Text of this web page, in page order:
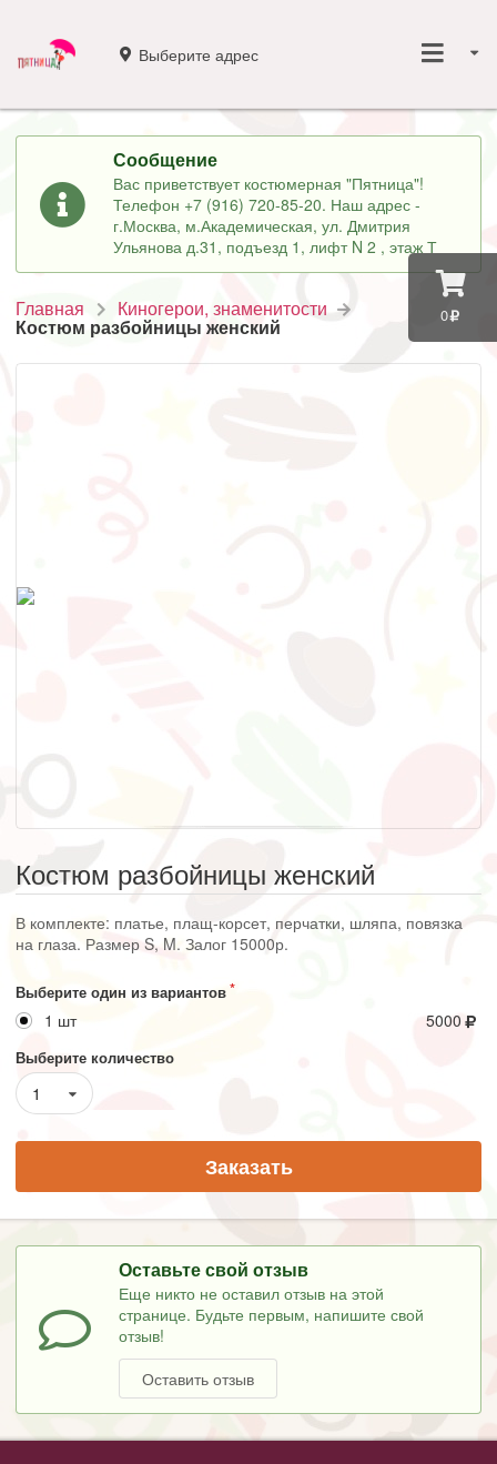
0
Выберите адрес
Сообщение
Вас приветствует костюмерная "Пятница"!
Телефон +7 (916) 720-85-20. Наш адрес -
г.Москва, м.Академическая, ул. Дмитрия
Ульянова д.31, подъезд 1, лифт N 2 , этаж Т
Главная Киногерои, знаменитости
Костюм разбойницы женский
Костюм разбойницы женский
В комплекте: платье, плащ-корсет, перчатки, шляпа, повязка
на глаза. Размер S, M. Залог 15000р.
Выберите один из вариантов
1 шт 5000
Выберите количество
1
Заказать
Оставьте свой отзыв
Еще никто не оставил отзыв на этой
странице. Будьте первым, напишите свой
отзыв!
Оставить отзыв